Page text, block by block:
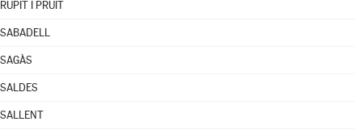
RUPIT I PRUIT
SABADELL
SAGÀS
SALDES
SALLENT